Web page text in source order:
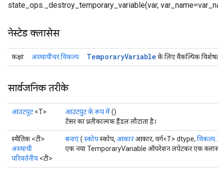
state_ops._destroy_temporary_variable(var,
नेस्टेड क्लासेस
कक्षा अस्थायीचर.विकल्प TemporaryVariable के लिए वैकल्पिक
सार्वजनिक तरीके
आउटपुट <T> आउटपुट के रूप में()
टेंसर का प्रतीकात्मक हैंडल लौटाता है।
स्थैतिक <टी>
अस्थायी
परिवर्तनीय <टी>
बनाएं( स्कोपस्कोप, आकारआकार, वर्ग<T> dtype,
एक नया TemporaryVariable ऑपरेशन लपेटकर एक क्लास